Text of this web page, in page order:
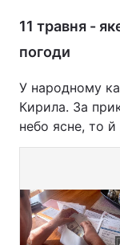
11 травня -
погоди
У народному
Кирила. За
небо ясне, то й